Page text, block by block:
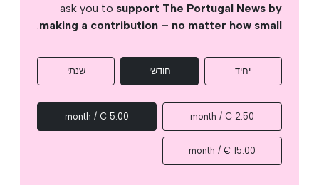
ask you to support The Portugal News by
making a contribution – no matter how small
.
יחיד חודשי שנתי
2.50 € / month
5.00 € / month
15.00 € / month